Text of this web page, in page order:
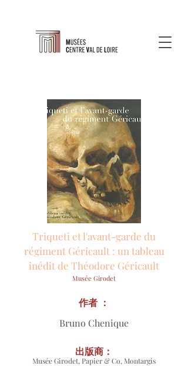
Triqueti et l'avant-garde du
régiment Géricault : un tableau
inédit de Théodore Géricault
Musée Girodet
Bruno Chenique
作者 ：
Musée Girodet, Papier & Co, Montargis
出版商：